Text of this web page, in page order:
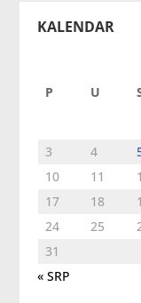
KALENDAR
P U
3
4
10
11
17
18
24
25
31
« SRP